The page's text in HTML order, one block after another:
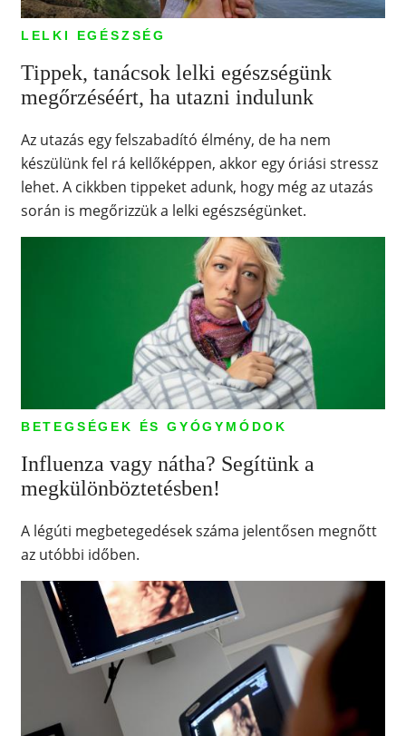
LELKI EGÉSZSÉG
Tippek, tanácsok lelki egészségünk
megőrzéséért, ha utazni indulunk
Az utazás egy felszabadító élmény, de ha nem
készülünk fel rá kellőképpen, akkor egy óriási stressz
lehet. A cikkben tippeket adunk, hogy még az utazás
során is megőrizzük a lelki egészségünket.
BETEGSÉGEK ÉS GYÓGYMÓDOK
Influenza vagy nátha? Segítünk a
megkülönböztetésben!
A légúti megbetegedések száma jelentősen megnőtt
az utóbbi időben.